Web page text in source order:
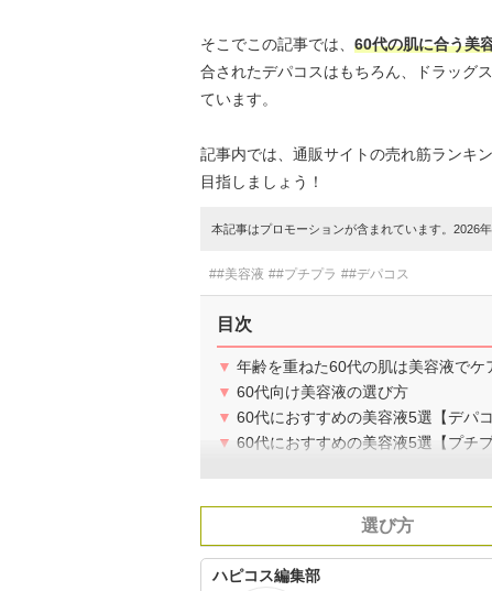
そこでこの記事では、 60代の肌に合う美
合されたデパコスはもちろん、ドラッグ
ています。
記事内では、通販サイトの売れ筋ランキ
目指しましょう！
本記事はプロモーションが含まれています。2026
##美容液 ##プチプラ ##デパコス
目次
▼ 年齢を重ねた60代の肌は美容液でケ
▼ 60代向け美容液の選び方
▼ 60代におすすめの美容液5選【デパコ
▼ 60代におすすめの美容液5選【プチ
選び方
ハピコス編集部